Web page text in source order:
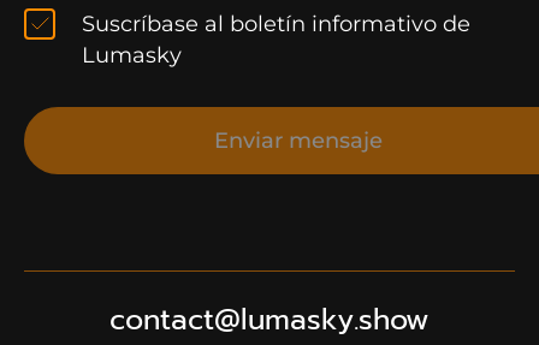
Suscríbase al boletín informativo de
Lumasky
Enviar mensaje
contact@lumasky.show